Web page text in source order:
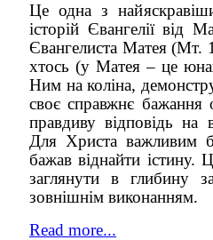
Це одна з
історій Євангелії від
Євангелиста Матея (Мт.
хтось (у Матея – це
Ним на коліна,
своє справжнє бажання
правдиву відповідь на
Для Христа важливим
бажав віднайти істину.
заглянути в глибину
зовнішнім виконанням.
Read more...